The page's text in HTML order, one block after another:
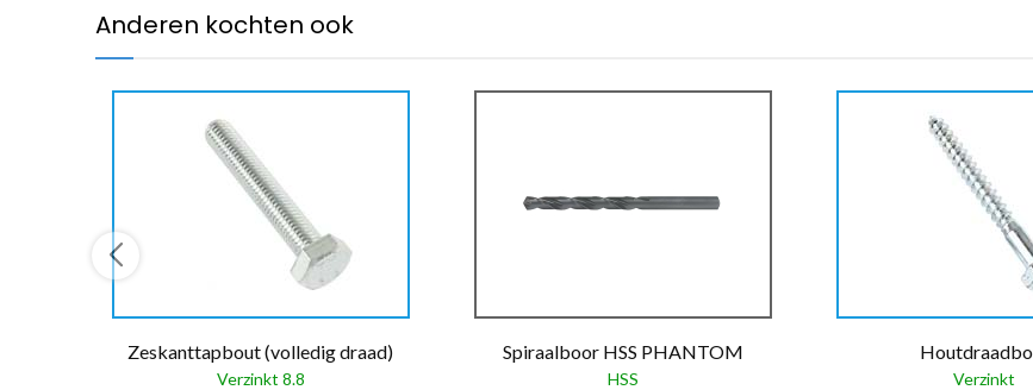
Anderen kochten ook
Zeskanttapbout (volledig draad)
Verzinkt 8.8
Spiraalboor HSS PHANTOM
HSS Verzinkt